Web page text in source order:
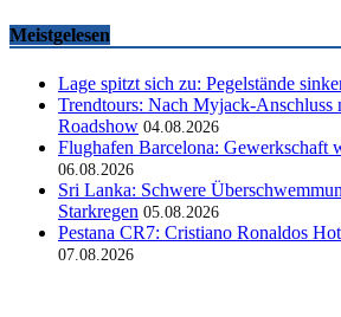
Meistgelesen
Lage spitzt sich zu: Pegelstände
Trendtours: Nach Myjack-Anschluss
Roadshow 04.08.2026
Flughafen Barcelona: Gewerkschaft
06.08.2026
Sri Lanka: Schwere
Starkregen 05.08.2026
Pestana CR7: Cristiano Ronaldos
07.08.2026